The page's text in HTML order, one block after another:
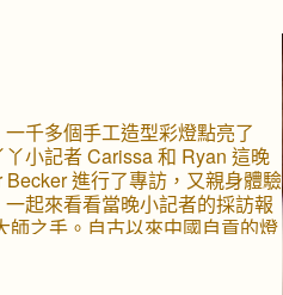
非常開心呢！ 瑪麗皇后號快樂
千多個手工造型彩燈點亮了
小記者 Carissa 和 Ryan 這晚
進行了專訪，又親身體驗
起來看看當晚小記者的採訪報
之手。自古以來中國自貢的燈